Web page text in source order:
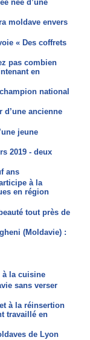
née d’une
moldave envers
« Des coffrets
pas combien
en
national
ancienne
jeune
2019 - deux
ans
à la
en région
tout près de
(Moldavie) :
la cuisine
sans verser
à la réinsertion
travaillé en
de Lyon